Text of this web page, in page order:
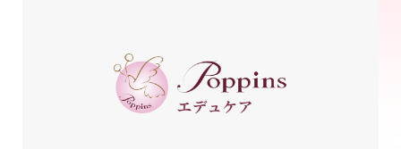
New Graduate